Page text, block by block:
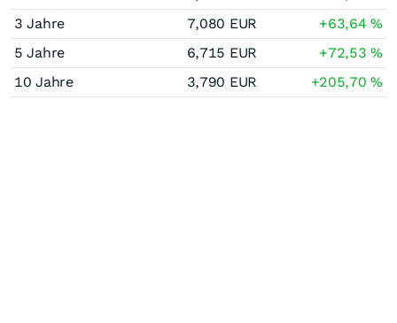
3 Jahre
7,080 EUR +63,64%
5 Jahre
6,715 EUR +72,53%
10 Jahre
3,790 EUR +205,70%